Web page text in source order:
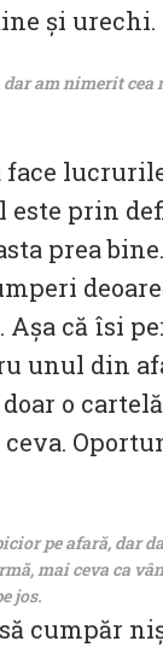
și urechi.
am nimerit
face
prin
prea
că îsi
unul din
o
pe afară, dar
mai ceva ca
jos.
cumpăr